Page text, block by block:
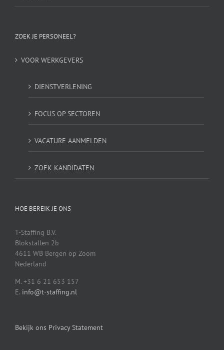
ZOEK JE PERSONEEL?
VOOR WERKGEVERS
DIENSTVERLENING
FOCUS OP SECTOREN
VACATURE AANMELDEN
ZOEK KANDIDATEN
HOE BEREIK JE ONS
T-Staffing B.V.
Blokstallen 2b
4611 WB Bergen op Zoom
Nederland
M. +31 6 21 653 157
E. info@t-staffing.nl
Bekijk ons Privacy Statement